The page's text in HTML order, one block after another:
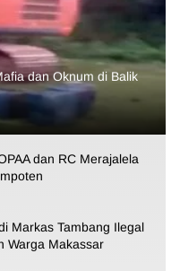
dan Oknum di Balik
dan RC Merajalela
Markas Tambang Ilegal
Warga Makassar